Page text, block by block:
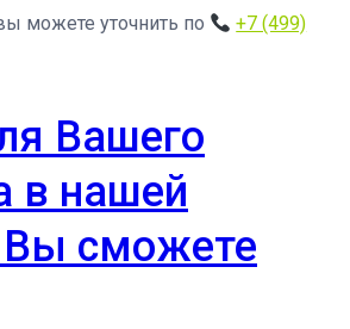
можете уточнить по
+7 (499)
Вашего
в нашей
Вы сможете